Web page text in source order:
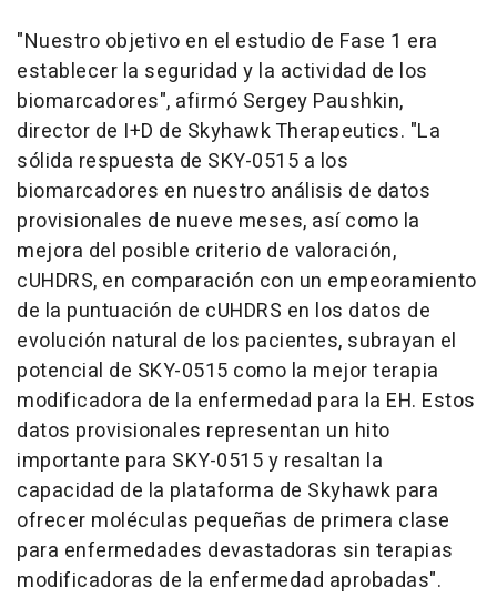
"Nuestro objetivo en el estudio de Fase 1 era
establecer la seguridad y la actividad de los
biomarcadores", afirmó Sergey Paushkin,
director de I+D de Skyhawk Therapeutics. "La
sólida respuesta de SKY-0515 a los
biomarcadores en nuestro análisis de datos
provisionales de nueve meses, así como la
mejora del posible criterio de valoración,
cUHDRS, en comparación con un empeoramiento
de la puntuación de cUHDRS en los datos de
evolución natural de los pacientes, subrayan el
potencial de SKY-0515 como la mejor terapia
modificadora de la enfermedad para la EH. Estos
datos provisionales representan un hito
importante para SKY-0515 y resaltan la
capacidad de la plataforma de Skyhawk para
ofrecer moléculas pequeñas de primera clase
para enfermedades devastadoras sin terapias
modificadoras de la enfermedad aprobadas".